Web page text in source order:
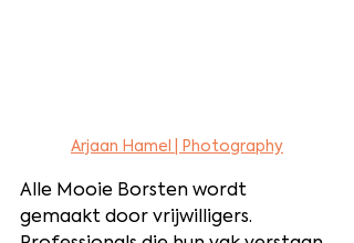
Arjaan Hamel | Photography
Alle Mooie Borsten wordt
gemaakt door vrijwilligers.